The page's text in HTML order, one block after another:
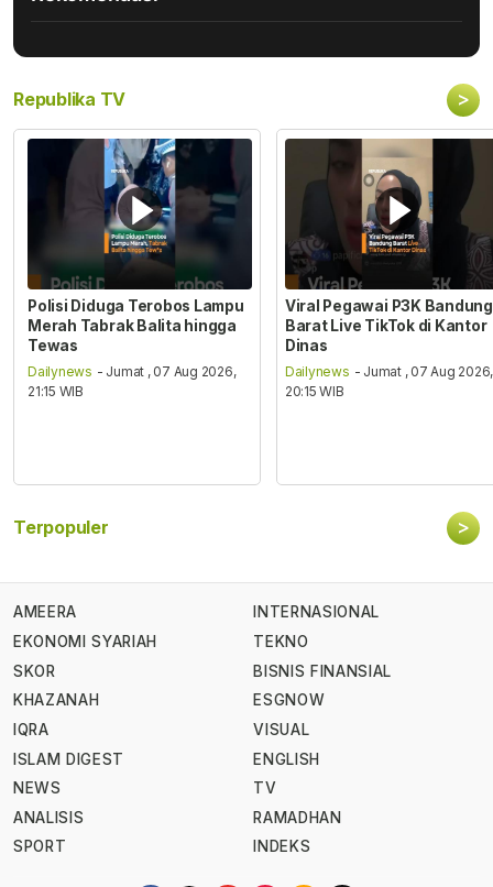
Republika TV >
Polisi Diduga Terobos Lampu
Merah Tabrak Balita hingga
Tewas
Dailynews - Jumat , 07 Aug 2026,
21:15 WIB
Viral Pegawai P3K Bandung
Barat Live TikTok di Kantor
Dinas
Dailynews - Jumat , 07 Aug 2026,
20:15 WIB
Terpopuler >
AMEERA
EKONOMI SYARIAH
SKOR
KHAZANAH
IQRA
ISLAM DIGEST
NEWS
ANALISIS
SPORT
INTERNASIONAL
TEKNO
BISNIS FINANSIAL
ESGNOW
VISUAL
ENGLISH
TV
RAMADHAN
INDEKS